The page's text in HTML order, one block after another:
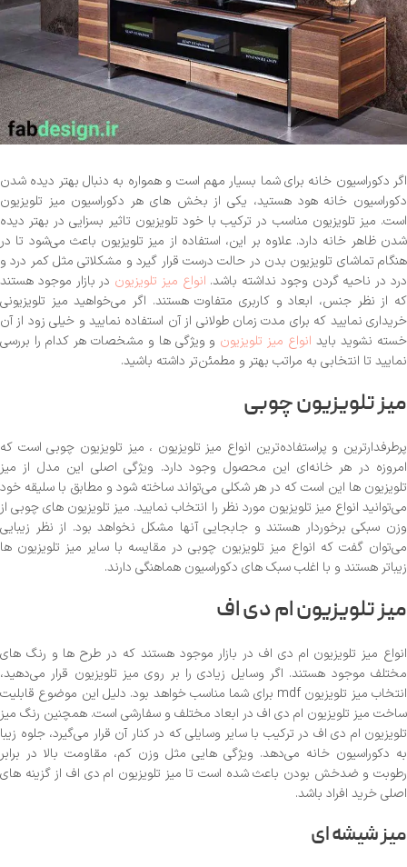
اگر دکوراسیون خانه برای شما بسیار مهم است و همواره به دنبال بهتر دیده شدن
دکوراسیون خانه هود هستید، یکی از بخش های هر دکوراسیون میز تلویزیون
است. میز تلویزیون مناسب در ترکیب با خود تلویزیون تاثیر بسزایی در بهتر دیده
شدن ظاهر خانه دارد. علاوه بر این، استفاده از میز تلویزیون باعث می‌شود تا در
هنگام تماشای تلویزیون بدن در حالت درست قرار گیرد و مشکلاتی مثل کمر درد و
درد در ناحیه گردن وجود نداشته باشد. انواع میز تلویزیون در بازار موجود هستند
که از نظر جنس، ابعاد و کاربری متفاوت هستند. اگر می‌خواهید میز تلویزیونی
خریداری نمایید که برای مدت زمان طولانی از آن استفاده نمایید و خیلی زود از آن
خسته نشوید باید انواع میز تلویزیون و ویژگی ها و مشخصات هر کدام را بررسی
نمایید تا انتخابی به مراتب بهتر و مطمئن‌تر داشته باشید.
میز تلویزیون چوبی
پرطرفدارترین و پراستفاده‌ترین انواع میز تلویزیون ، میز تلویزیون چوبی است که
امروزه در هر خانه‌ای این محصول وجود دارد. ویژگی اصلی این مدل از میز
تلویزیون ها این است که در هر شکلی می‌تواند ساخته شود و مطابق با سلیقه خود
می‌توانید انواع میز تلویزیون مورد نظر را انتخاب نمایید. میز تلویزیون های چوبی از
وزن سبکی برخوردار هستند و جابجایی آنها مشکل نخواهد بود. از نظر زیبایی
می‌توان گفت که انواع میز تلویزیون چوبی در مقایسه با سایر میز تلویزیون ها
زیباتر هستند و با اغلب سبک های دکوراسیون هماهنگی دارند.
میز تلویزیون ام دی اف
انواع میز تلویزیون ام دی اف در بازار موجود هستند که در طرح ها و رنگ های
مختلف موجود هستند. اگر وسایل زیادی را بر روی میز تلویزیون قرار می‌دهید،
انتخاب میز تلویزیون mdf برای شما مناسب خواهد بود. دلیل این موضوع قابلیت
ساخت میز تلویزیون ام دی اف در ابعاد مختلف و سفارشی است. همچنین رنگ میز
تلویزیون ام دی اف در ترکیب با سایر وسایلی که در کنار آن قرار می‌گیرد، جلوه زیبا
به دکوراسیون خانه می‌دهد. ویژگی هایی مثل وزن کم، مقاومت بالا در برابر
رطوبت و ضدخش بودن باعث شده است تا میز تلویزیون ام دی اف از گزینه های
اصلی خرید افراد باشد.
میز شیشه ای